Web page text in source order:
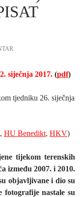
siječnja 2017.(pdf)
tjedniku 26. siječnja
, HU Benedikt, HKV)
tijekom terenskih
između 2007. i 2010.
objavljivane i dio su
fotografije nastale su